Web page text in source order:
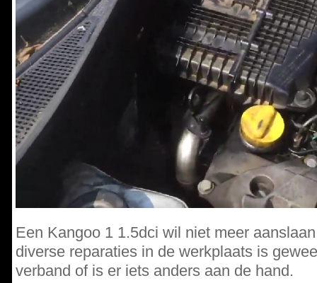
Een Kangoo 1 1.5dci wil niet meer
diverse reparaties in de werkplaats is
verband of is er iets anders aan de hand.